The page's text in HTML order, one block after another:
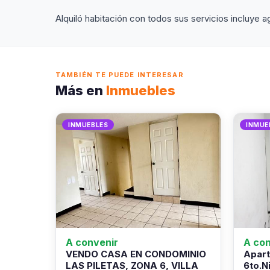
Alquiló habitación con todos sus servicios incluye
TAMBIÉN TE PUEDE INTERESAR
Más en Inmuebles
INMUEBLES
A convenir
VENDO CASA EN CONDOMINIO
LAS PILETAS, ZONA 6, VILLA
A